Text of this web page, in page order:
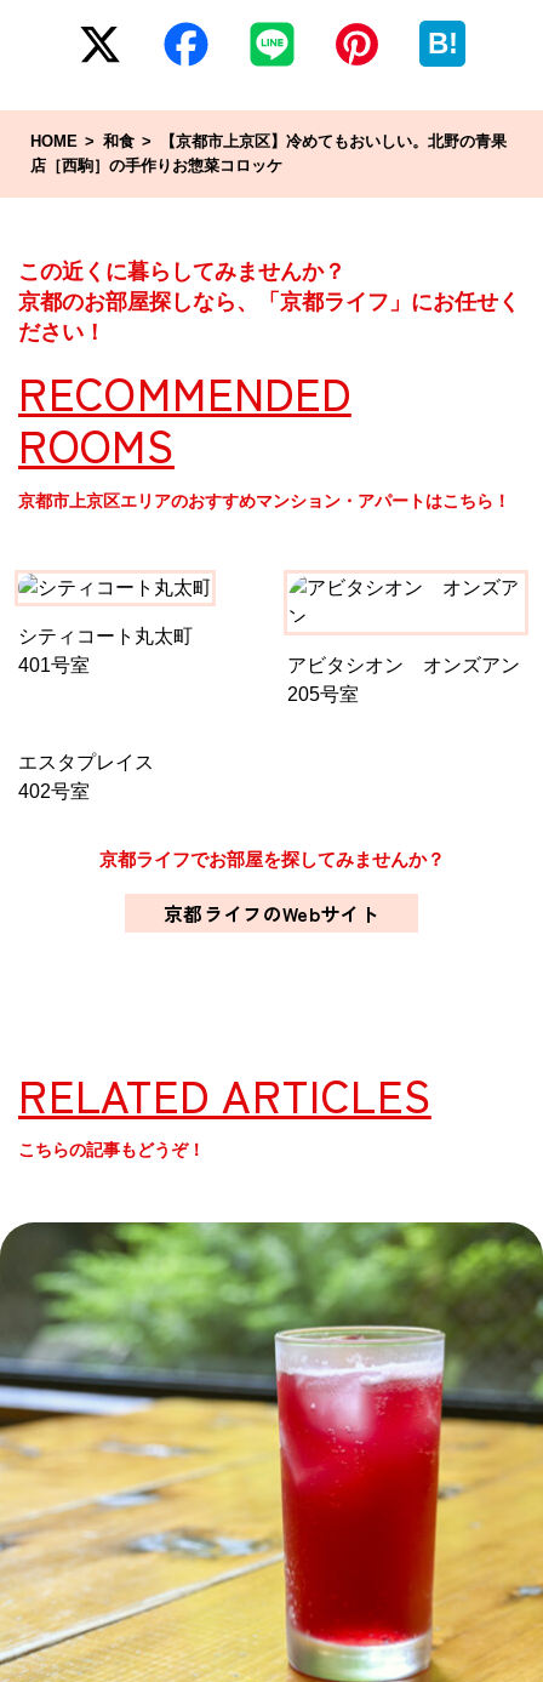
B!
HOME 和食
【京都市上京区】冷めてもおいしい。北野の青果
店［西駒］の手作りお惣菜コロッケ
この近くに暮らしてみませんか？
京都のお部屋探しなら、「京都ライフ」にお任せく
ださい！
RECOMMENDED
ROOMS
京都市上京区エリアのおすすめマンション・アパートはこちら！
シティコート丸太町
401号室
アビタシオン オンズアン
205号室
エスタプレイス
402号室
京都ライフでお部屋を探してみませんか？
京都ライフのWebサイト
RELATED ARTICLES
こちらの記事もどうぞ！